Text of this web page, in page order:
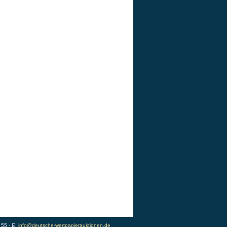
- E: info@deutsche-wertpapierauktionen.de